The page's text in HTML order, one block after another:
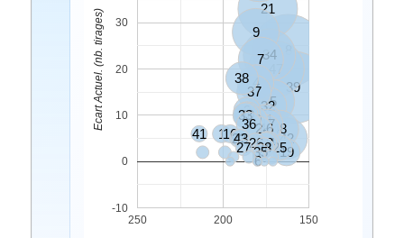
39
21
47
34
9
7
5
42
32
48
4
37
38
11
17
46
3
19
20
40
2
25
33
36
24
18
14
2628
11623
43
2735
41
6
250 200 150
-10
0
10
20
30
Ecart Actuel. (nb. tirages)